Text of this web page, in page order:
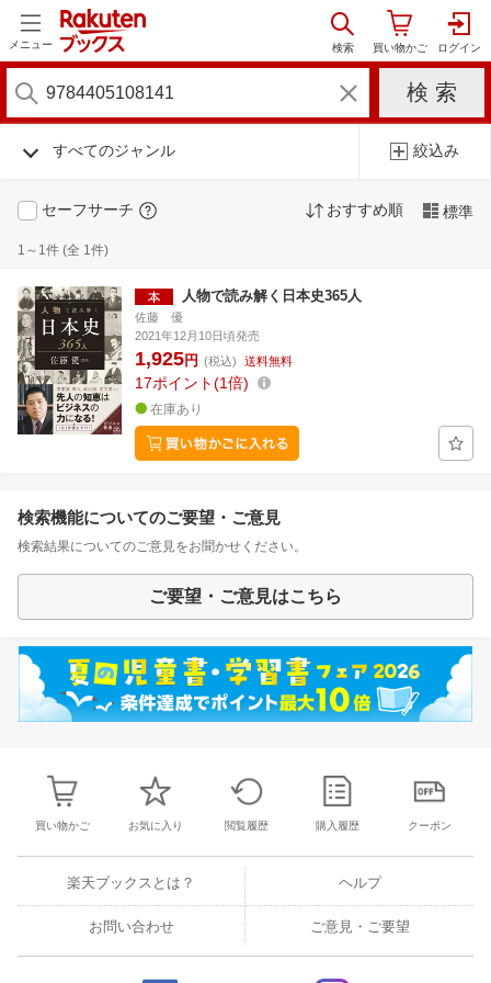
メニュー
すべてのジャンル 絞込み
セーフサーチ おすすめ順 標準
1～1件 (全 1件)
人物で読み解く日本史365人
佐藤 優
2021年12月10日頃発売
1,925円 (税込) 送料無料
17ポイント 1倍
在庫あり
検索機能についてのご要望・ご意見
検索結果についてのご意見をお聞かせください。
ご要望・ご意見はこちら
買い物かご お気に入り 閲覧履歴 購入履歴 クーポン
楽天ブックスとは？ ヘルプ
お問い合わせ ご意見・ご要望